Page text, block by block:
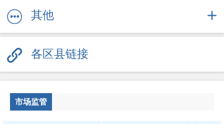
其他服务信息
公共企事业信息
公共监管
其他
各区县链接
市场监管